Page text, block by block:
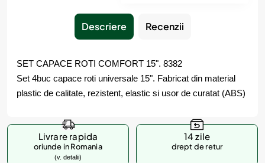
Descriere Recenzii
SET CAPACE ROTI COMFORT 15". 8382
Set 4buc capace roti universale 15". Fabricat din material
plastic de calitate, rezistent, elastic si usor de curatat (ABS)
Livrare rapida
oriunde in Romania
(v. detalii)
14 zile
drept de retur